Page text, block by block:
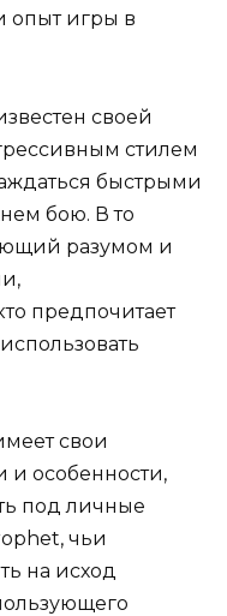
опыт игры в
своей
стилем
быстрыми
бою. В то
разумом и
предпочитает
свои
и особенности,
под личные
чьи
на исход